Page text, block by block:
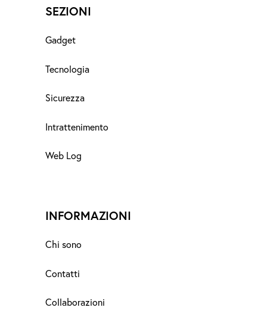
SEZIONI
Gadget
Tecnologia
Sicurezza
Intrattenimento
Web Log
INFORMAZIONI
Chi sono
Contatti
Collaborazioni